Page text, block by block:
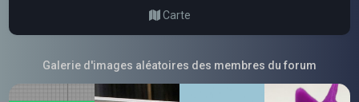
Carte
Galerie d'images aléatoires des membres du forum